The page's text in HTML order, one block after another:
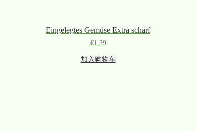
Eingelegtes Gemüse Extra scharf
€1,39
加入购物车